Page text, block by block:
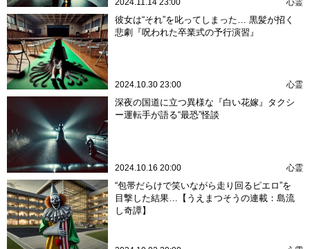
2024.11.14 23:00 心霊
彼女は“それ”を叱ってしまった… 黒髪が招く
悲劇『呪われた卒業式の予行演習』
2024.10.30 23:00 心霊
深夜の国道に立つ異様な『白い花嫁』タクシ
ー運転手が語る“最恐”怪談
2024.10.16 20:00 心霊
“包帯だらけで笑いながら走り回るピエロ”を
目撃した結果…【うえまつそうの連載：島流
し奇譚】